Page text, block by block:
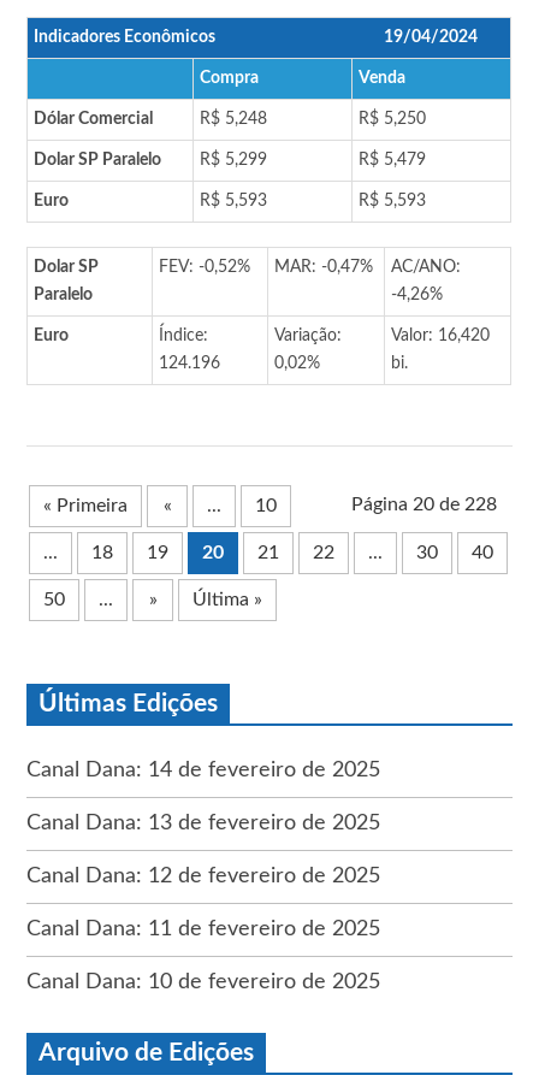
Indicadores Econômicos 19/04/2024
Compra Venda
Dólar Comercial R$ 5,248 R$ 5,250
Dolar SP Paralelo R$ 5,299 R$ 5,479
Euro R$ 5,593 R$ 5,593
Dolar SP
Paralelo
FEV: -0,52% MAR: -0,47%
AC/ANO:
-4,26%
Euro
Índice:
124.196
Variação:
0,02%
Valor: 16,420
bi.
Página 20 de 228
« Primeira « ... 10
... 18 19 20 21 22 ... 30 40
50 ... » Última »
Últimas Edições
Canal Dana: 14 de fevereiro de 2025
Canal Dana: 13 de fevereiro de 2025
Canal Dana: 12 de fevereiro de 2025
Canal Dana: 11 de fevereiro de 2025
Canal Dana: 10 de fevereiro de 2025
Arquivo de Edições